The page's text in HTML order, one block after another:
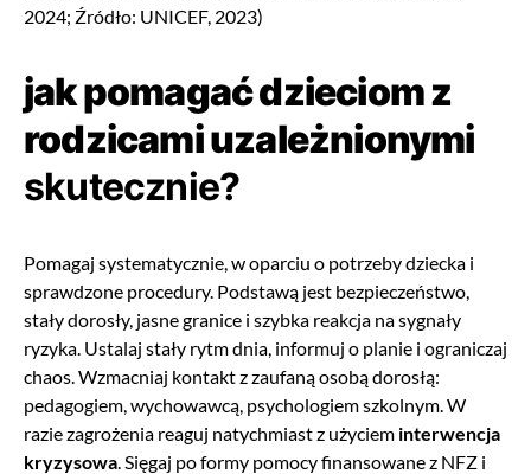
2024; Źródło: UNICEF, 2023)
jak pomagać dzieciom z
rodzicami uzależnionymi
skutecznie?
Pomagaj systematycznie, w oparciu o potrzeby dziecka i
sprawdzone procedury. Podstawą jest bezpieczeństwo,
stały dorosły, jasne granice i szybka reakcja na sygnały
ryzyka. Ustalaj stały rytm dnia, informuj o planie i ograniczaj
chaos. Wzmacniaj kontakt z zaufaną osobą dorosłą:
pedagogiem, wychowawcą, psychologiem szkolnym. W
razie zagrożenia reaguj natychmiast z użyciem interwencja
kryzysowa . Sięgaj po formy pomocy finansowane z NFZ i